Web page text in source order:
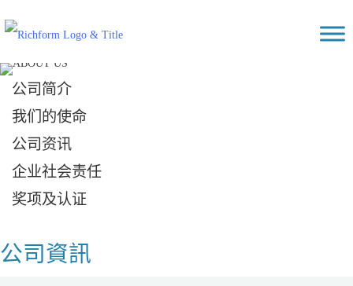
to
content
公司简介
我们的使命
公司资讯
企业社会责任
奖项及认证
公司資訊